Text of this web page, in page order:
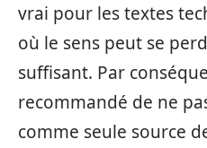
vrai pour les textes
où le sens peut se
suffisant. Par
recommandé de ne
comme seule source